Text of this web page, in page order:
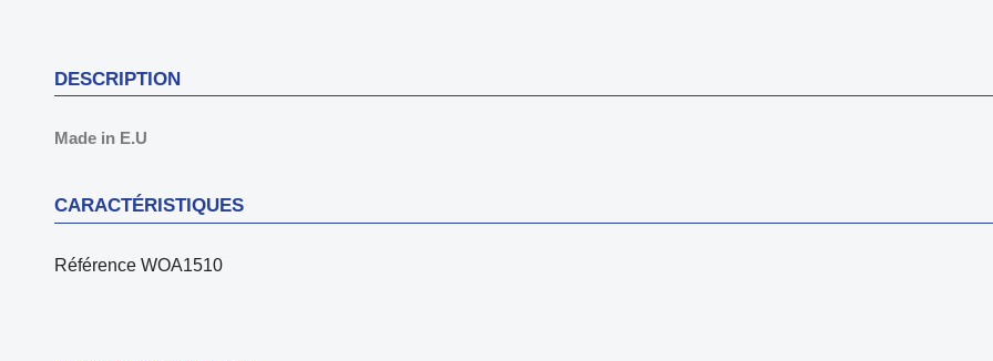
DESCRIPTION
Made in E.U
CARACTÉRISTIQUES
Référence WOA1510